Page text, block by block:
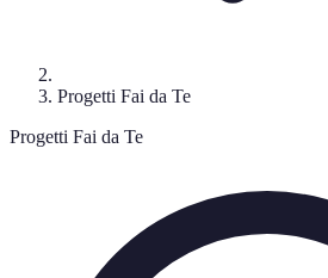
Progetti Fai da Te
Progetti Fai da Te